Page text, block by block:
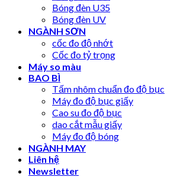
Bóng đèn U35
Bóng đèn UV
NGÀNH SƠN
cốc đo độ nhớt
Cốc đo tỷ trọng
Máy so màu
BAO BÌ
Tấm nhôm chuẩn đo độ bục
Máy đo độ bục giấy
Cao su đo độ bục
dao cắt mẫu giấy
Máy đo độ bóng
NGÀNH MAY
Liên hệ
Newsletter